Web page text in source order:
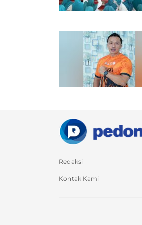
Redaksi
Kontak Kami